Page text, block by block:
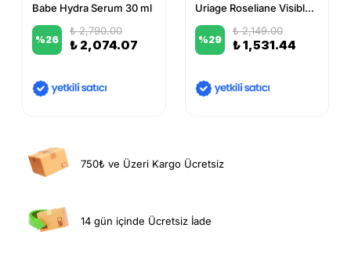
Babe Hydra Serum 30 ml
%26
₺ 2,790.00
₺ 2,074.07
Uriage Roseliane Visible Redness-Neutralizing Smoothing Serum 30 ml
%29
₺ 2,149.00
₺ 1,531.44
750₺ ve Üzeri Kargo Ücretsiz
14 gün içinde Ücretsiz İade